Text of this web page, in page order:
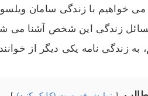
می خواهیم با زندگی سامان
زندگی این شخص آشنا می
به زندگی نامه یکی دیگر از